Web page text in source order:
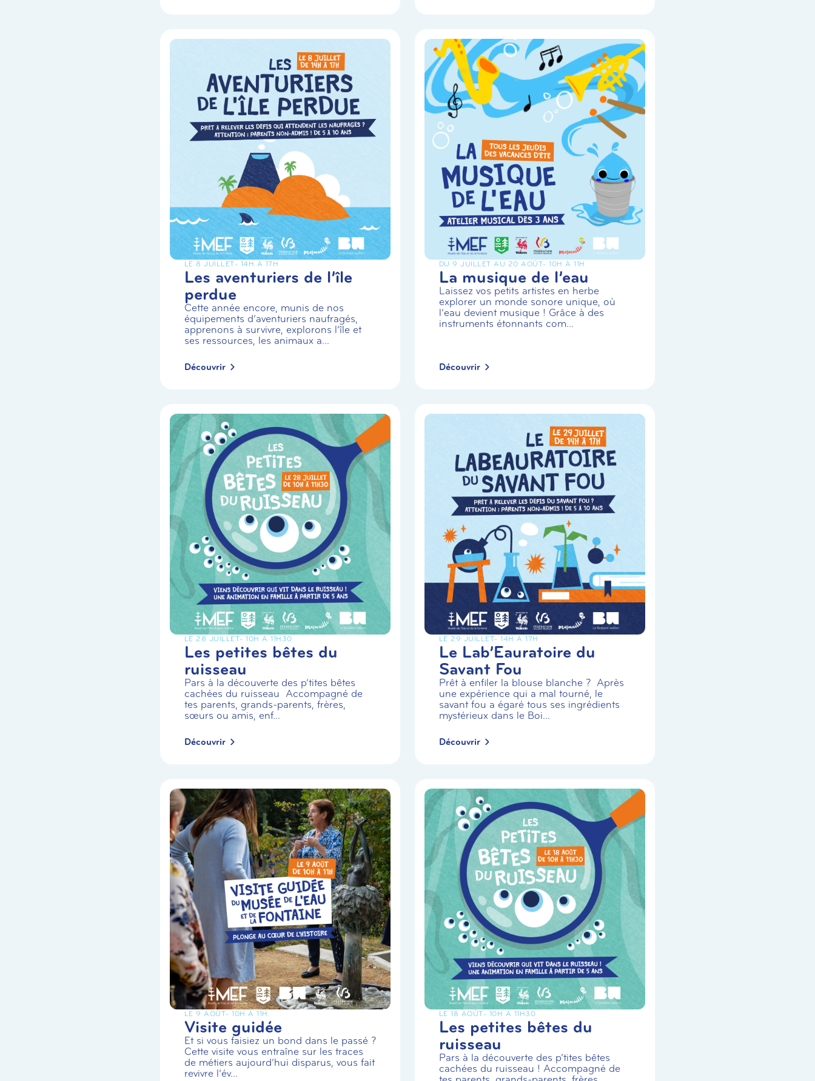
LE 8 JUILLET- 14H À 17H
Les aventuriers de l’île
perdue
Cette année encore, munis de nos
équipements d’aventuriers naufragés,
apprenons à survivre, explorons l’île et
ses ressources, les animaux a...
Découvrir
DU 9 JUILLET AU 20 AOÛT- 10H À 11H
La musique de l’eau
Laissez vos petits artistes en herbe
explorer un monde sonore unique, où
l’eau devient musique ! Grâce à des
instruments étonnants com...
Découvrir
LE 28 JUILLET- 10H À 11H30
Les petites bêtes du
ruisseau
Pars à la découverte des p’tites bêtes
cachées du ruisseau Accompagné de
tes parents, grands-parents, frères,
sœurs ou amis, enf...
Découvrir
LE 29 JUILLET- 14H À 17H
Le Lab’Eauratoire du
Savant Fou
Prêt à enfiler la blouse blanche ? Après
une expérience qui a mal tourné, le
savant fou a égaré tous ses ingrédients
mystérieux dans le Boi...
Découvrir
LE 9 AOÛT- 10H À 11H
Visite guidée
Et si vous faisiez un bond dans le passé ?
Cette visite vous entraîne sur les traces
de métiers aujourd’hui disparus, vous fait
revivre l’év...
LE 18 AOÛT- 10H À 11H30
Les petites bêtes du
ruisseau
Pars à la découverte des p’tites bêtes
cachées du ruisseau ! Accompagné de